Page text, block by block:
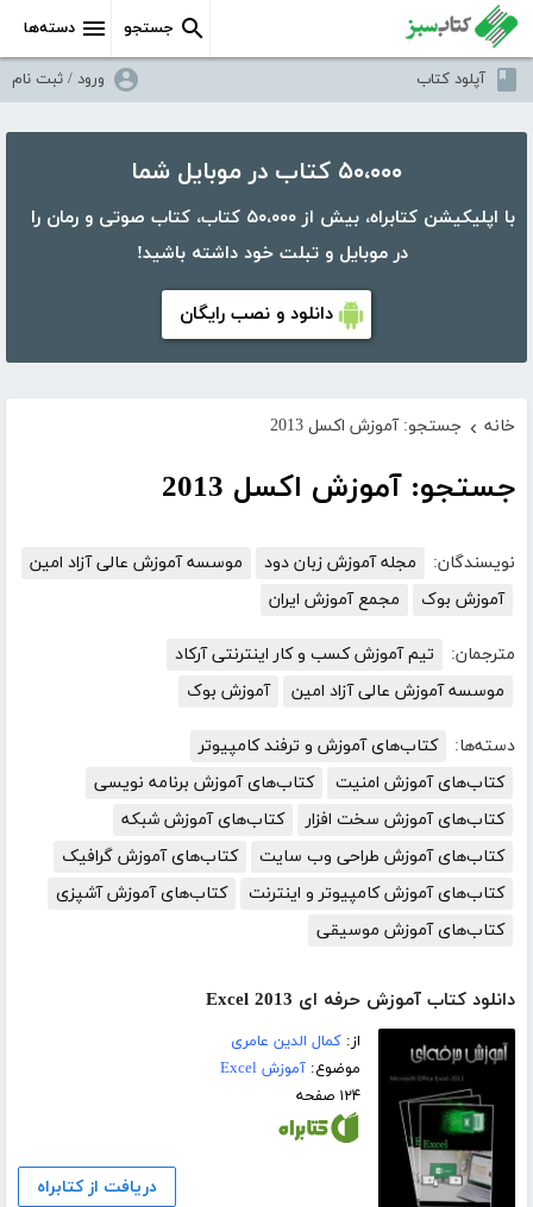
دسته‌ها جستجو
آپلود کتاب ورود / ثبت نام
۵۰،۰۰۰ کتاب در موبایل شما
با اپلیکیشن کتابراه، بیش از ۵۰،۰۰۰ کتاب، کتاب صوتی و رمان را
در موبایل و تبلت خود داشته باشید!
دانلود و نصب رایگان
خانه › جستجو: آموزش اکسل 2013
جستجو: آموزش اکسل 2013
نویسندگان: مجله آموزش زبان دود
موسسه آموزش عالی آزاد امین
آموزش بوک
مجمع آموزش ایران
مترجمان:
تیم آموزش کسب و کار اینترنتی آرکاد
موسسه آموزش عالی آزاد امین
آموزش بوک
دسته‌ها:
کتاب‌های آموزش و ترفند کامپیوتر
کتاب‌های آموزش امنیت
کتاب‌های آموزش برنامه نویسی
کتاب‌های آموزش سخت افزار
کتاب‌های آموزش شبکه
کتاب‌های آموزش طراحی وب سایت
کتاب‌های آموزش گرافیک
کتاب‌های آموزش کامپیوتر و اینترنت
کتاب‌های آموزش آشپزی
کتاب‌های آموزش موسیقی
دانلود کتاب آموزش حرفه ای Excel 2013
از:کمال الدین عامری
موضوع:آموزش Excel
۱۲۴ صفحه
دریافت از کتابراه